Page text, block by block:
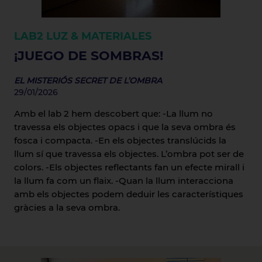
LAB2 LUZ & MATERIALES
¡JUEGO DE SOMBRAS!
EL MISTERIÓS SECRET DE L’OMBRA
29/01/2026
Amb el lab 2 hem descobert que: -La llum no
travessa els objectes opacs i que la seva ombra és
fosca i compacta. -En els objectes translúcids la
llum sí que travessa els objectes. L’ombra pot ser de
colors. -Els objectes reflectants fan un efecte mirall i
la llum fa com un flaix. -Quan la llum interacciona
amb els objectes podem deduir les característiques
gràcies a la seva ombra.